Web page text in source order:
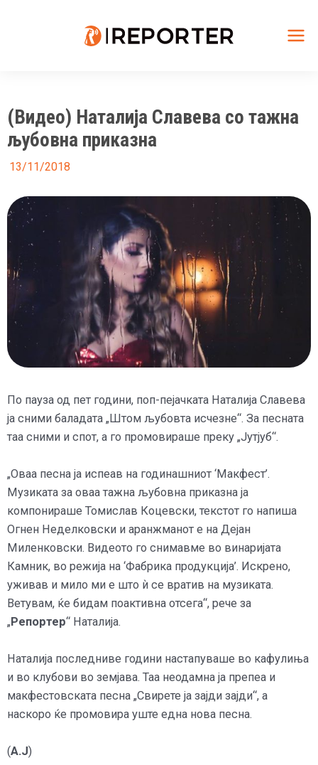
(Видео) Наталија Славева со тажна
љубовна приказна
13/11/2018
По пауза од пет години, поп-пејачката Наталија Славева
ја сними баладата „Штом љубовта исчезне“. За песната
таа сними и спот, а го промовираше преку „Јутјуб“.
„Оваа песна ја испеав на годинашниот ‘Макфест’.
Музиката за оваа тажна љубовна приказна ја
компонираше Томислав Коцевски, текстот го напиша
Огнен Неделковски и аранжманот е на Дејан
Миленковски. Видеото го снимавме во винаријата
Камник, во режија на ‘Фабрика продукција’. Искрено,
уживав и мило ми е што ѝ се вратив на музиката.
Ветувам, ќе бидам поактивна отсега“, рече за
„Репортер“ Наталија.
Наталија последниве години настапуваше во кафулиња
и во клубови во земјава. Таа неодамна ја препеа и
макфестовската песна „Свирете ја зајди зајди“, а
наскоро ќе промовира уште една нова песна.
(А.Ј)